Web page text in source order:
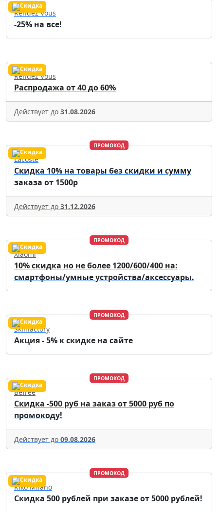
Rendez Vous
-25% на все!
Rendez Vous
Распродажа от 40 до 60%
Действует до 31.08.2026
ПРОМОКОД
Lacoste
Скидка 10% на товары без скидки и сумму
заказа от 1500р
Действует до 31.12.2026
ПРОМОКОД
Xiaomi
10% скидка но не более 1200/600/400 на:
смартфоны/умные устройства/аксессуары.
ПРОМОКОД
Skillfactory
Акция - 5% к скидке на сайте
ПРОМОКОД
Befree
Скидка -500 руб на заказ от 5000 руб по
промокоду!
Действует до 09.08.2026
ПРОМОКОД
Kiko Milano
Скидка 500 рублей при заказе от 5000 рублей!